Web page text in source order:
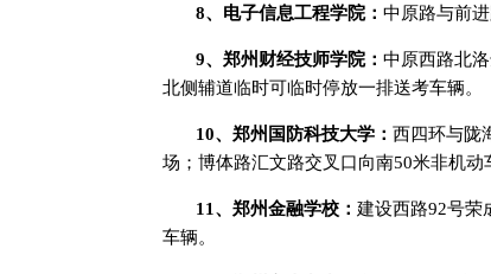
8、电子信息工程学院： 中原路与前
9、郑州财经技师学院： 中原西路北
北侧辅道临时可临时停放一排送考车辆。
10、郑州国防科技大学： 西四环与陇
场；博体路汇文路交叉口向南50米非机动
11、郑州金融学校： 建设西路92号荣
车辆。